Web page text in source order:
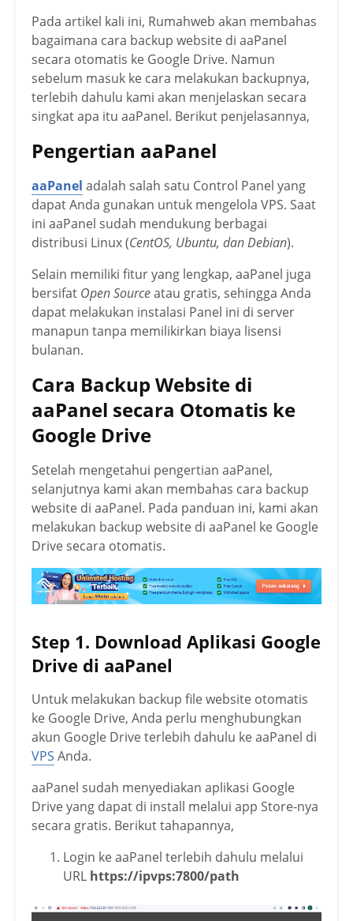
Pada artikel kali ini, Rumahweb akan membahas
bagaimana cara backup website di aaPanel
secara otomatis ke Google Drive. Namun
sebelum masuk ke cara melakukan backupnya,
terlebih dahulu kami akan menjelaskan secara
singkat apa itu aaPanel. Berikut penjelasannya,
Pengertian aaPanel
aaPanel adalah salah satu Control Panel yang
dapat Anda gunakan untuk mengelola VPS. Saat
ini aaPanel sudah mendukung berbagai
distribusi Linux (CentOS, Ubuntu, dan Debian).
Selain memiliki fitur yang lengkap, aaPanel juga
bersifat Open Sourceatau gratis, sehingga Anda
dapat melakukan instalasi Panel ini di server
manapun tanpa memilikirkan biaya lisensi
bulanan.
Cara Backup Website di
aaPanel secara Otomatis ke
Google Drive
Setelah mengetahui pengertian aaPanel,
selanjutnya kami akan membahas cara backup
website di aaPanel. Pada panduan ini, kami akan
melakukan backup website di aaPanel ke Google
Drive secara otomatis.
Step 1. Download Aplikasi Google
Drive di aaPanel
Untuk melakukan backup file website otomatis
ke Google Drive, Anda perlu menghubungkan
akun Google Drive terlebih dahulu ke aaPanel di
VPS Anda.
aaPanel sudah menyediakan aplikasi Google
Drive yang dapat di install melalui app Store-nya
secara gratis. Berikut tahapannya,
Login ke aaPanel terlebih dahulu melalui
URL https://ipvps:7800/path